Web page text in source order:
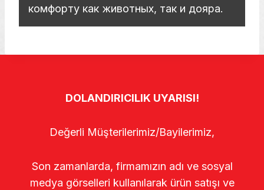
комфорту как животных, так и дояра.
DOLANDIRICILIK UYARISI!
Değerli Müşterilerimiz/Bayilerimiz,
Son zamanlarda, firmamızın adı ve sosyal
medya görselleri kullanılarak ürün satışı ve